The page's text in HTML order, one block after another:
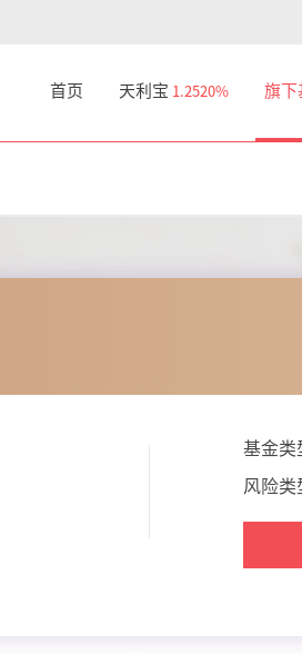
首页 天利宝 1.2520% 旗下
基金类
风险类